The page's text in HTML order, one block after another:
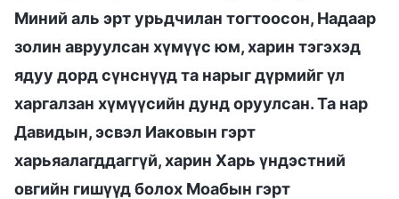
Миний аль эрт урьдчилан тогтоосон, Надаар
золин авруулсан хүмүүс юм, харин тэгэхэд
ядуу дорд сүнснүүд та нарыг дүрмийг үл
харгалзан хүмүүсийн дунд оруулсан. Та нар
Давидын, эсвэл Иаковын гэрт
харьяалагддаггүй, харин Харь үндэстний
овгийн гишүүд болох Моабын гэрт